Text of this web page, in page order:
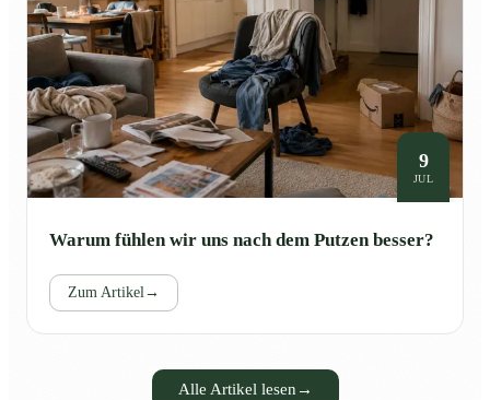
9
JUL
Warum fühlen wir uns nach dem Putzen besser?
Zum Artikel→
Alle Artikel lesen →